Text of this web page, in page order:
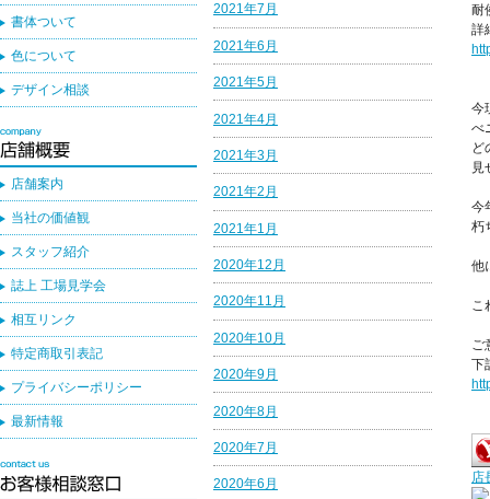
耐
詳
今
べ
ど
見
今
朽
他
こ
ご
下
店
2021年7月
2021年6月
2021年5月
2021年4月
2021年3月
2021年2月
2021年1月
2020年12月
2020年11月
2020年10月
2020年9月
2020年8月
2020年7月
2020年6月
書体ついて
色について
デザイン相談
店舗案内
当社の価値観
スタッフ紹介
誌上 工場見学会
相互リンク
特定商取引表記
プライバシーポリシー
最新情報